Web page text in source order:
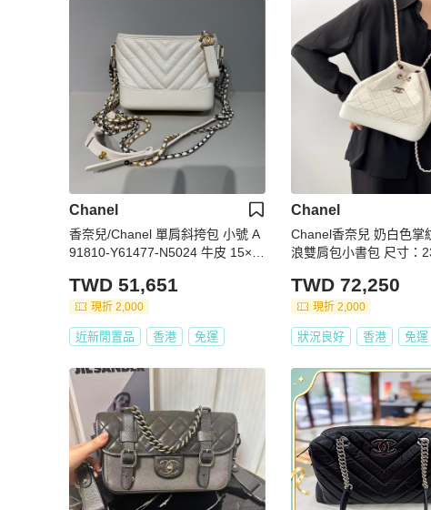
Chanel
香奈兒/Chanel 單肩斜挎包 小號 A
91810-Y61477-N5024 牛皮 15×2
TWD 51,651
現折 2,000
近新閒置品 香港 免運
Chanel
Chanel香奈兒 奶白色掌
浪雙肩包小書包 尺寸：
TWD 72,250
現折 2,000
狀況良好 香港 免運